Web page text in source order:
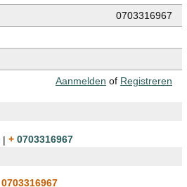
0703316967
Aanmelden of Registreren
|
+ 0703316967
0703316967